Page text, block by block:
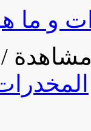
و ما
/